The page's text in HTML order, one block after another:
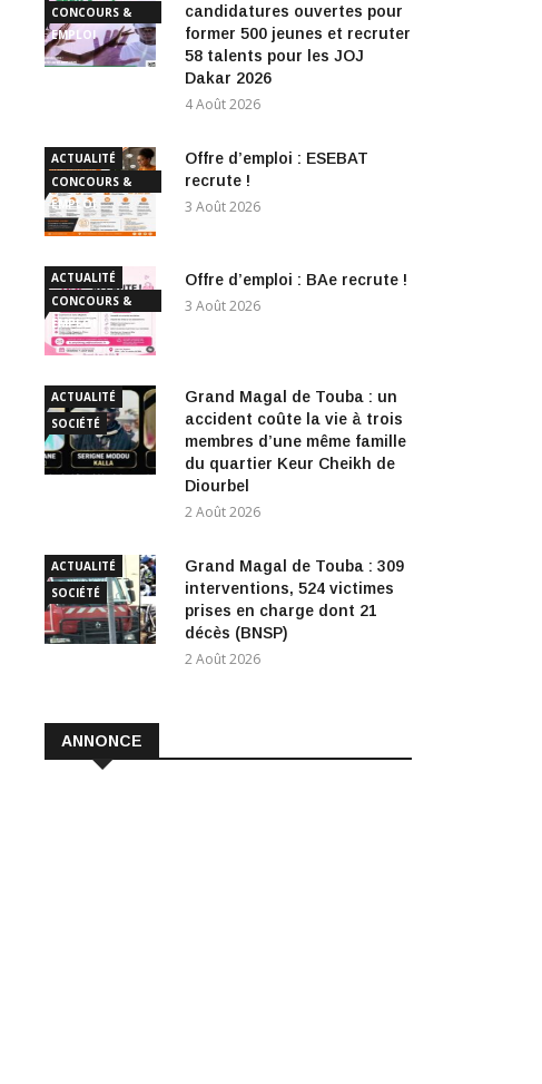
CONCOURS &
EMPLOI
candidatures ouvertes pour
former 500 jeunes et recruter
58 talents pour les JOJ
Dakar 2026
4 Août 2026
ACTUALITÉ
CONCOURS &
EMPLOI
Offre d’emploi : ESEBAT
recrute !
3 Août 2026
ACTUALITÉ
CONCOURS &
EMPLOI
Offre d’emploi : BAe recrute !
3 Août 2026
ACTUALITÉ
SOCIÉTÉ
Grand Magal de Touba : un
accident coûte la vie à trois
membres d’une même famille
du quartier Keur Cheikh de
Diourbel
2 Août 2026
ACTUALITÉ
SOCIÉTÉ
Grand Magal de Touba : 309
interventions, 524 victimes
prises en charge dont 21
décès (BNSP)
2 Août 2026
ANNONCE